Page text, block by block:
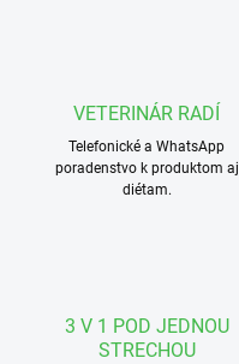
VETERINÁR RADÍ
Telefonické a WhatsApp
poradenstvo k produktom aj
diétam.
3 V 1 POD JEDNOU
STRECHOU